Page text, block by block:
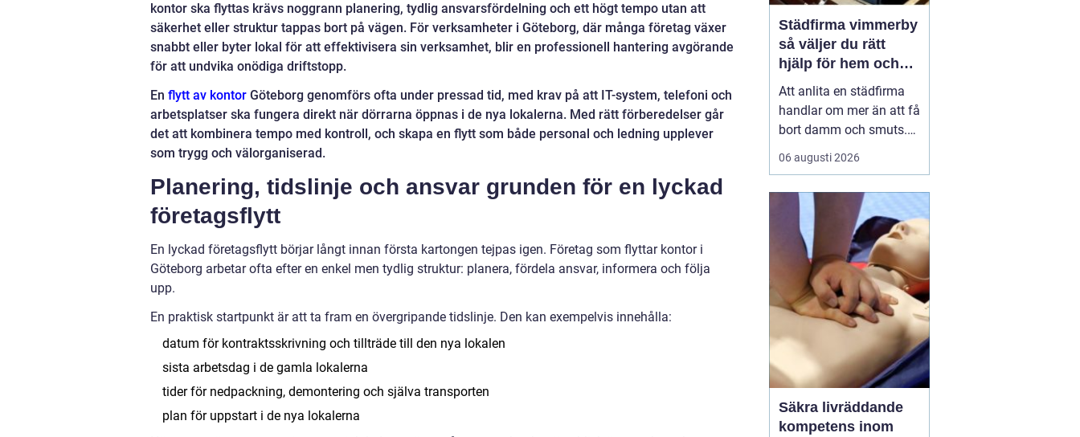
kontor ska flyttas krävs noggrann planering, tydlig ansvarsfördelning och ett högt tempo utan att
säkerhet eller struktur tappas bort på vägen. För verksamheter i Göteborg, där många företag växer
snabbt eller byter lokal för att effektivisera sin verksamhet, blir en professionell hantering avgörande
för att undvika onödiga driftstopp.
En flytt av kontor Göteborg genomförs ofta under pressad tid, med krav på att IT-system, telefoni och
arbetsplatser ska fungera direkt när dörrarna öppnas i de nya lokalerna. Med rätt förberedelser går
det att kombinera tempo med kontroll, och skapa en flytt som både personal och ledning upplever
som trygg och välorganiserad.
Planering, tidslinje och ansvar grunden för en lyckad
företagsflytt
En lyckad företagsflytt börjar långt innan första kartongen tejpas igen. Företag som flyttar kontor i
Göteborg arbetar ofta efter en enkel men tydlig struktur: planera, fördela ansvar, informera och följa
upp.
En praktisk startpunkt är att ta fram en övergripande tidslinje. Den kan exempelvis innehålla:
datum för kontraktsskrivning och tillträde till den nya lokalen
sista arbetsdag i de gamla lokalerna
tider för nedpackning, demontering och själva transporten
plan för uppstart i de nya lokalerna
Städfirma vimmerby
så väljer du rätt
hjälp för hem och
företag
Att anlita en städfirma
handlar om mer än att få
bort damm och smuts.
För många i Vimmerby
är professionell städning
vardag, ett mer
välkomnande hem och
en arbetsplats där både
personal och kunder
trivs. Med rätt partner får
d...
06 augusti 2026
Säkra livräddande
kompetens inom